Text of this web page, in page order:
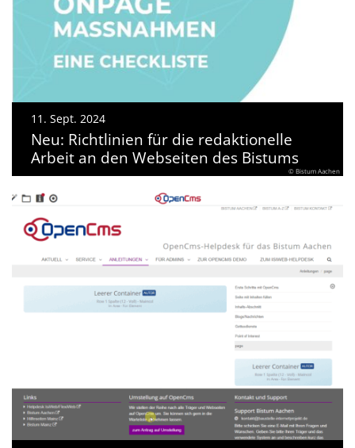
11. Sept. 2024
Neu: Richtlinien für die redaktionelle
Arbeit an den Webseiten des Bistums
© Bistum Aachen